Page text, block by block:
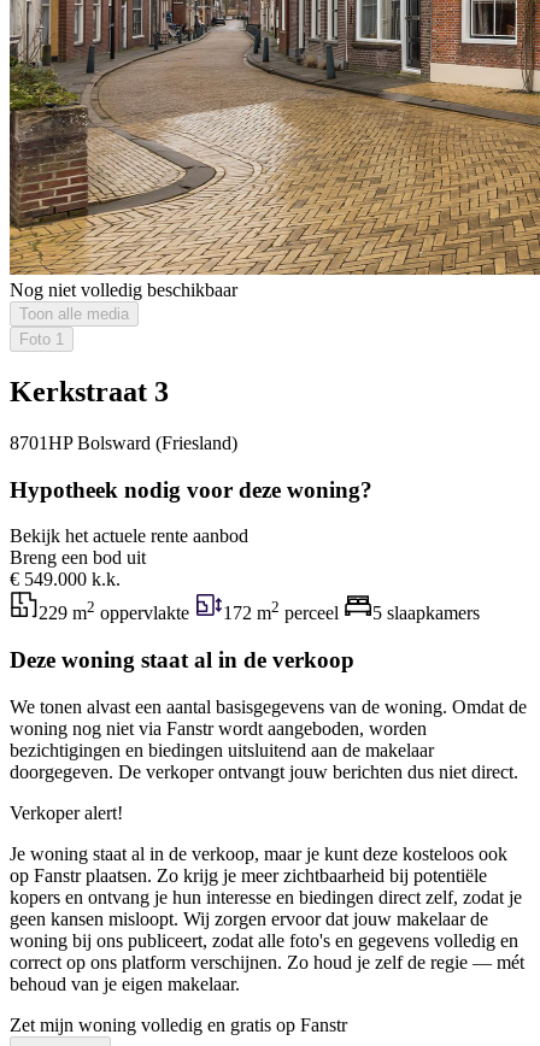
Nog niet volledig beschikbaar
Toon alle media
Foto 1
Kerkstraat 3
8701HP Bolsward (Friesland)
Hypotheek nodig voor deze woning?
Bekijk het actuele rente aanbod
Breng een bod uit
€ 549.000 k.k.
229 m2 oppervlakte 172 m2 perceel 5 slaapkamers
Deze woning staat al in de verkoop
We tonen alvast een aantal basisgegevens van de woning. Omdat de
woning nog niet via Fanstr wordt aangeboden, worden
bezichtigingen en biedingen uitsluitend aan de makelaar
doorgegeven. De verkoper ontvangt jouw berichten dus niet direct.
Verkoper alert!
Je woning staat al in de verkoop, maar je kunt deze kosteloos ook
op Fanstr plaatsen. Zo krijg je meer zichtbaarheid bij potentiële
kopers en ontvang je hun interesse en biedingen direct zelf, zodat je
geen kansen misloopt. Wij zorgen ervoor dat jouw makelaar de
woning bij ons publiceert, zodat alle foto's en gegevens volledig en
correct op ons platform verschijnen. Zo houd je zelf de regie — mét
behoud van je eigen makelaar.
Zet mijn woning volledig en gratis op Fanstr